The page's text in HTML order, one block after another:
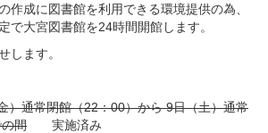
作成に図書館を利用できる環境提供の為、
で大宮図書館を24時間開館します。
します。
）通常閉館（22：00）から 9日（土）通常
間 実施済み